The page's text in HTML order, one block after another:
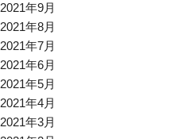
2021年9月
2021年8月
2021年7月
2021年6月
2021年5月
2021年4月
2021年3月